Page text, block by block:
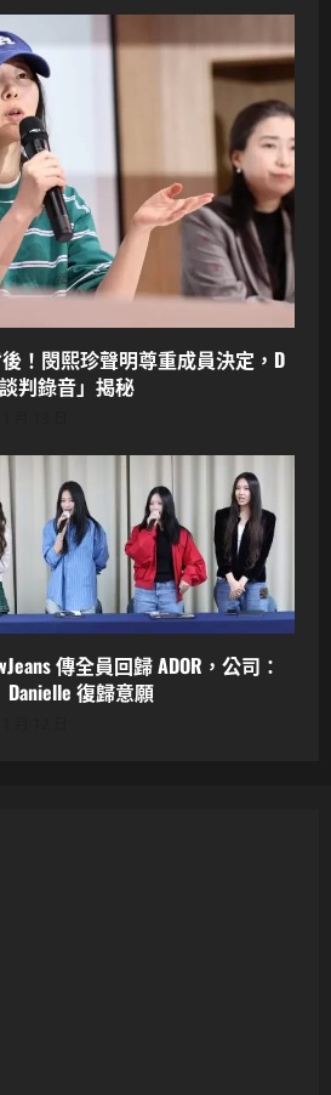
後！閔熙珍聲明尊重成員決定，D
判錄音」揭秘
傳全員回歸 ADOR，公司：
復歸意願